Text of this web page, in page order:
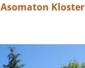
Asomaton Kloster